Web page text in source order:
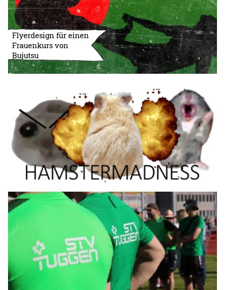
Flyerdesign für einen
Frauenkurs von
Bujutsu